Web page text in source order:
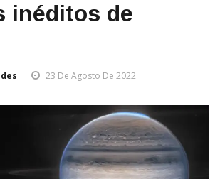
inéditos de
23 De Agosto De 2022